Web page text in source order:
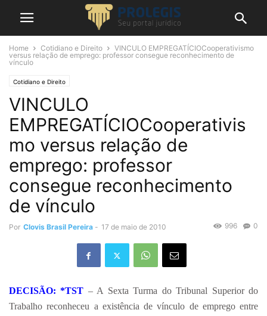
Home Cotidiano e Direito
VINCULO EMPREGATÍCIOCooperativismo
versus relação de emprego: professor consegue reconhecimento de
vínculo
Cotidiano e Direito
VINCULO
EMPREGATÍCIOCooperativis
mo versus relação de
emprego: professor
consegue reconhecimento
de vínculo
Por Clovis Brasil Pereira - 17 de maio de 2010 0
996
DECISÃO: *TST – A Sexta Turma do Tribunal Superior do
Trabalho reconheceu a existência de vínculo de emprego entre